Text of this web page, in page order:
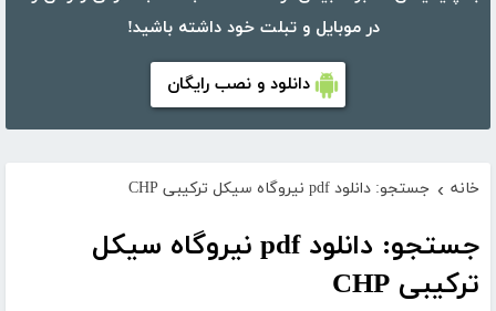
در موبایل و تبلت خود داشته باشید!
دانلود و نصب رایگان
خانه › جستجو: دانلود pdf نیروگاه سیکل ترکیبی CHP
جستجو: دانلود pdf نیروگاه سیکل
ترکیبی CHP